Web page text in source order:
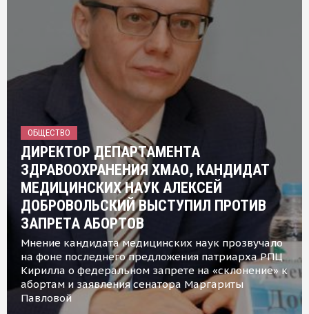
ОБЩЕСТВО
ДИРЕКТОР ДЕПАРТАМЕНТА
ЗДРАВООХРАНЕНИЯ ХМАО, КАНДИДАТ
МЕДИЦИНСКИХ НАУК АЛЕКСЕЙ
ДОБРОВОЛЬСКИЙ ВЫСТУПИЛ ПРОТИВ
ЗАПРЕТА АБОРТОВ
Мнение кандидата медицинских наук прозвучало
на фоне последнего предложения патриарха РПЦ
Кирилла о федеральном запрете на «склонение» к
абортам и заявления сенатора Маргариты
Павловой